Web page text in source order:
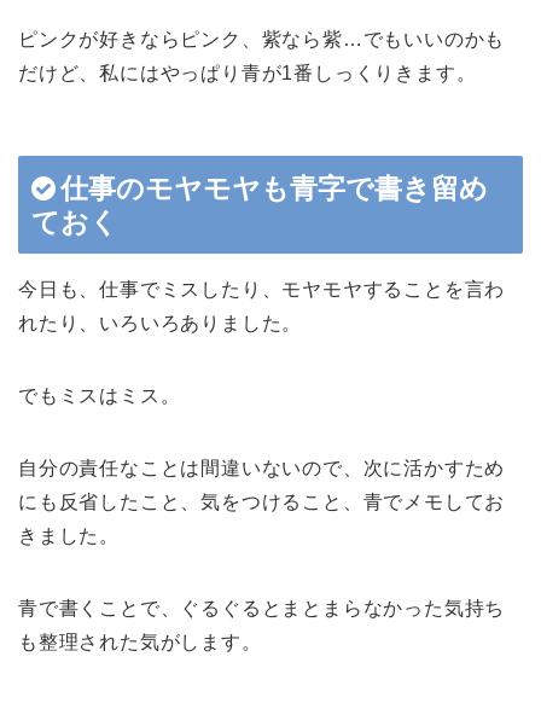
ピンクが好きならピンク、紫なら紫…でもいいのかも
だけど、私にはやっぱり青が1番しっくりきます。
仕事のモヤモヤも青字で書き留め
ておく
今日も、仕事でミスしたり、モヤモヤすることを言わ
れたり、いろいろありました。
でもミスはミス。
自分の責任なことは間違いないので、次に活かすため
にも反省したこと、気をつけること、青でメモしてお
きました。
青で書くことで、ぐるぐるとまとまらなかった気持ち
も整理された気がします。